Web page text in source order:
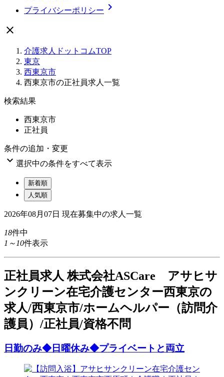
プライバシーポリシー 

介護求人ドットコムTOP
東京
西東京市
西東京市の正社員求人一覧
検索結果
西東京市
正社員
条件の追加・変更
 選択中の条件をすべて表示
新着順
人気順
2026年08月07日 現在募集中の求人一覧
18件中
1～10件表示
正社員求人 株式会社ASCare アサヒサ
ンクリーン在宅介護センター西東京の
求人/西東京市/ホームヘルパー（訪問介
護員）/正社員/資格不問
日勤のみ◆日曜休み◆プライベートと両立